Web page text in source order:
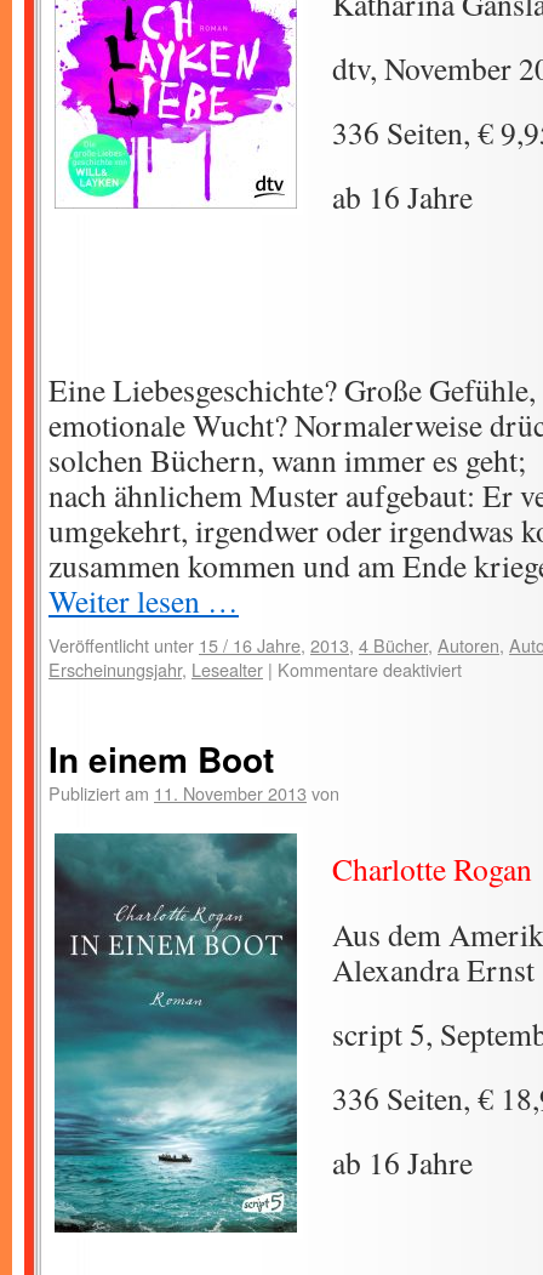
dtv, November
336 Seiten, €
ab 16 Jahre
Eine Liebesgeschichte? Große
emotionale Wucht? Normalerweise
solchen Büchern, wann immer es
nach ähnlichem Muster aufgebaut: Er
umgekehrt, irgendwer oder irgendwas
zusammen kommen und am Ende
Weiter lesen …
Veröffentlicht unter 15 / 16 Jahre, 2013, 4 Bücher, Autoren,
Erscheinungsjahr, Lesealter | Kommentare deaktiviert
In einem Boot
Publiziert am 11. November 2013 von
Charlotte Rogan
Aus dem
Alexandra Ernst
script 5,
336 Seiten, €
ab 16 Jahre